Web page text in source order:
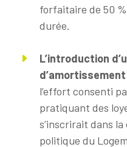
forfaitaire de 50
durée.
L’introduction
l’effort consenti
pratiquant des
s’inscrirait dans
politique du